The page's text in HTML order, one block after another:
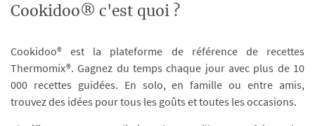
Cookidoo® c'est quoi ?
Cookidoo® est la plateforme de référence de recettes
Thermomix®. Gagnez du temps chaque jour avec plus de 10
000 recettes guidées. En solo, en famille ou entre amis,
trouvez des idées pour tous les goûts et toutes les occasions.